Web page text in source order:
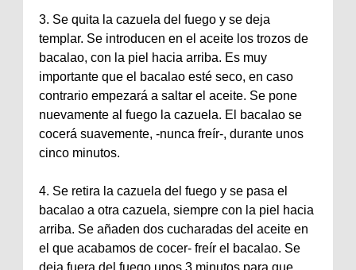
3. Se quita la cazuela del fuego y se deja
templar. Se introducen en el aceite los trozos de
bacalao, con la piel hacia arriba. Es muy
importante que el bacalao esté seco, en caso
contrario empezará a saltar el aceite. Se pone
nuevamente al fuego la cazuela. El bacalao se
cocerá suavemente, -nunca freír-, durante unos
cinco minutos.
4. Se retira la cazuela del fuego y se pasa el
bacalao a otra cazuela, siempre con la piel hacia
arriba. Se añaden dos cucharadas del aceite en
el que acabamos de cocer- freír el bacalao. Se
deja fuera del fuego unos 3 minutos para que